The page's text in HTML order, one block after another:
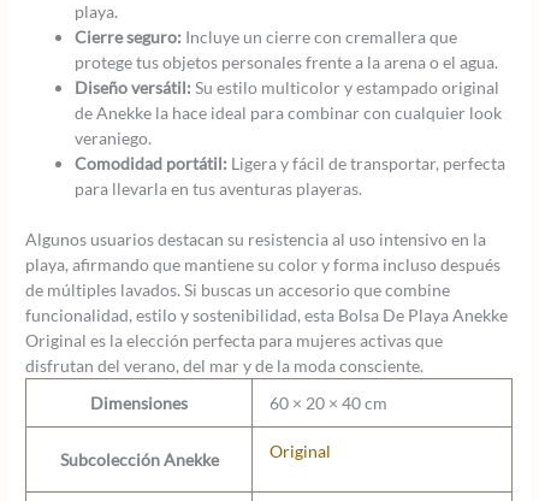
playa.
Cierre seguro: Incluye un cierre con cremallera que
protege tus objetos personales frente a la arena o el agua.
Diseño versátil: Su estilo multicolor y estampado original
de Anekke la hace ideal para combinar con cualquier look
veraniego.
Comodidad portátil: Ligera y fácil de transportar, perfecta
para llevarla en tus aventuras playeras.
Algunos usuarios destacan su resistencia al uso intensivo en la
playa, afirmando que mantiene su color y forma incluso después
de múltiples lavados. Si buscas un accesorio que combine
funcionalidad, estilo y sostenibilidad, esta Bolsa De Playa Anekke
Original es la elección perfecta para mujeres activas que
disfrutan del verano, del mar y de la moda consciente.
Dimensiones
60 × 20 × 40 cm
Subcolección Anekke Original